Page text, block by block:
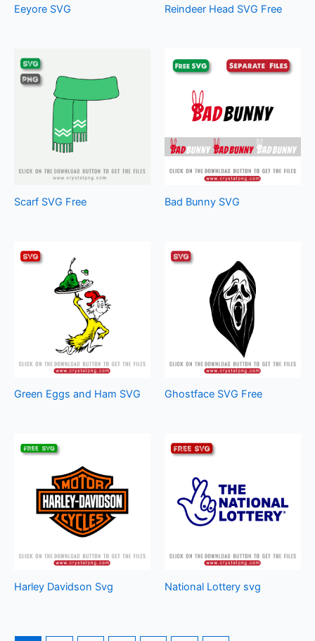
Eeyore SVG Reindeer Head SVG Free
Scarf SVG Free Bad Bunny SVG
Green Eggs and Ham SVG Ghostface SVG Free
Harley Davidson Svg National Lottery svg